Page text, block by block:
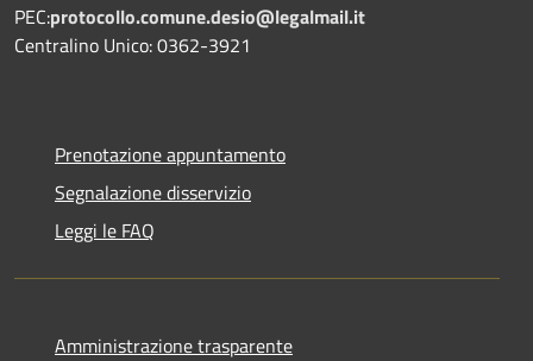
PEC:protocollo.comune.desio@legalmail.it
Centralino Unico: 0362-3921
Prenotazione appuntamento
Segnalazione disservizio
Leggi le FAQ
Amministrazione trasparente